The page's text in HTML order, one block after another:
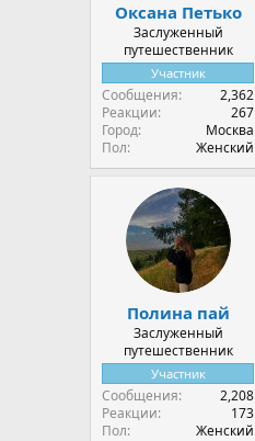
Оксана Петько
Заслуженный
путешественник
Участник
Сообщения
2,362
Реакции
267
Город
Москва
Пол
Женский
Полина пай
Заслуженный
путешественник
Участник
Сообщения
2,208
Реакции
173
Пол
Женский